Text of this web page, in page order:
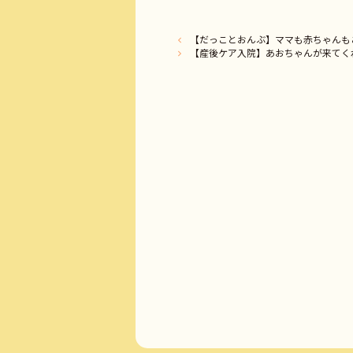
【だっことおんぶ】ママも赤ちゃん
【産後ケア入院】あおちゃんが来て